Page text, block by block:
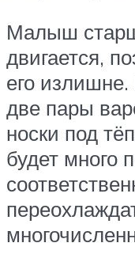
Малыш
двигается,
его
две пары
носки под
будет много